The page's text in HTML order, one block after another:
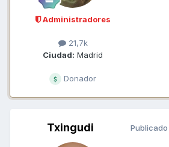
Administradores
21,7k
Ciudad: Madrid
Donador
Txingudi Publicado